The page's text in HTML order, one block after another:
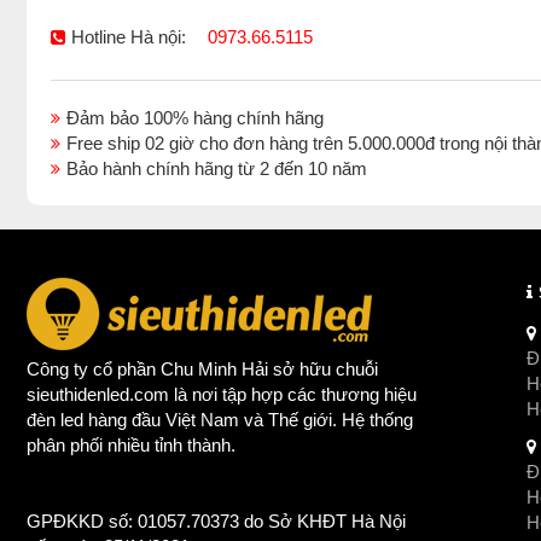
Hotline Hà nội: 0973.66.5115
Đảm bảo 100% hàng chính hãng
Free ship 02 giờ cho đơn hàng trên 5.000.000đ trong nội
Bảo hành chính hãng từ 2 đến 10 năm
Công ty cổ phần Chu Minh Hải sở hữu chuỗi
sieuthidenled.com là nơi tập hợp các thương hiệu
đèn led hàng đầu Việt Nam và Thế giới. Hệ thống
phân phối nhiều tỉnh thành.
GPĐKKD số: 01057.70373 do Sở KHĐT Hà Nội